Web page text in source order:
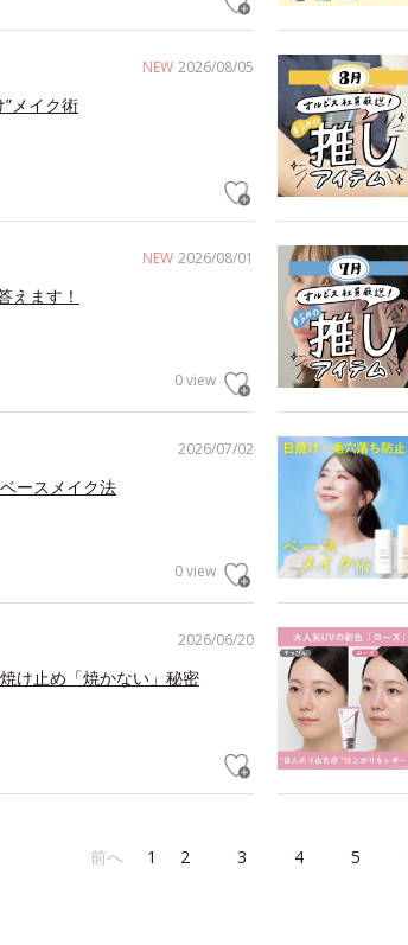
NEW 2026/08/05
メイク術
NEW 2026/08/01
えます！
0 view
2026/07/02
ースメイク法
0 view
2026/06/20
け止め「焼かない」秘密
前へ 1 2 3 4 5